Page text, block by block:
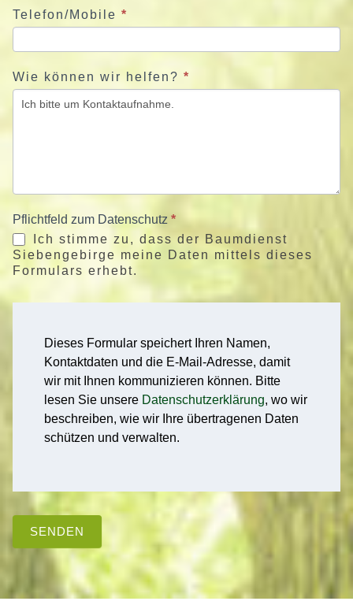
Telefon/Mobile *
Wie können wir helfen? *
Pflichtfeld zum Datenschutz *
Ich stimme zu, dass der Baumdienst
Siebengebirge meine Daten mittels dieses
Formulars erhebt.
Dieses Formular speichert Ihren Namen,
Kontaktdaten und die E-Mail-Adresse, damit
wir mit Ihnen kommunizieren können. Bitte
lesen Sie unsere Datenschutzerklärung, wo wir
beschreiben, wie wir Ihre übertragenen Daten
schützen und verwalten.
SENDEN